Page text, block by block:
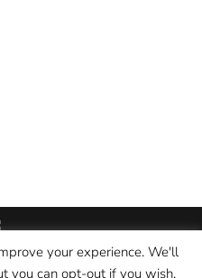
Dilettantistica - CF/PI:
your experience. We'll
you can opt-out if you wish.